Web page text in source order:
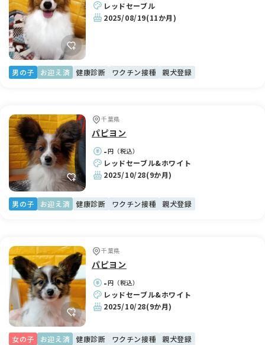
レッドセーブル
2025/08/19(11か月)
男の子 お迎え済 健康診断 ワクチン接種 親犬登録
千葉県
パピヨン
-円（税込）
レッドセーブル&ホワイト
2025/10/28(9か月)
男の子 お迎え済 健康診断 ワクチン接種 親犬登録
千葉県
パピヨン
-円（税込）
レッドセーブル&ホワイト
2025/10/28(9か月)
女の子 お迎え済 健康診断 ワクチン接種 親犬登録